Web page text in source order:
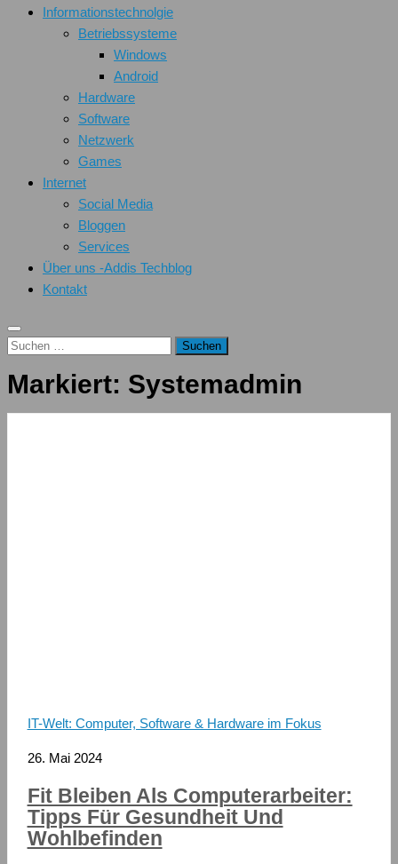
Informationstechnolgie
Betriebssysteme
Windows
Android
Hardware
Software
Netzwerk
Games
Internet
Social Media
Bloggen
Services
Über uns -Addis Techblog
Kontakt
Suchen
Markiert: Systemadmin
IT-Welt: Computer, Software & Hardware im Fokus
26. Mai 2024
Fit Bleiben Als Computerarbeiter:
Tipps Für Gesundheit Und
Wohlbefinden